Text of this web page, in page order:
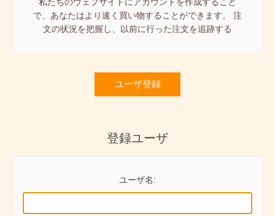
で、あなたはより速く買い物することができます。 注
文の状況を把握し、以前に行った注文を追跡する
ユーザ登録
登録ユーザ
ユーザ名: